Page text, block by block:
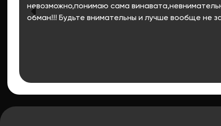
невозможно,понимаю сама
обман!!! Будьте внимательны и лучше вообще не